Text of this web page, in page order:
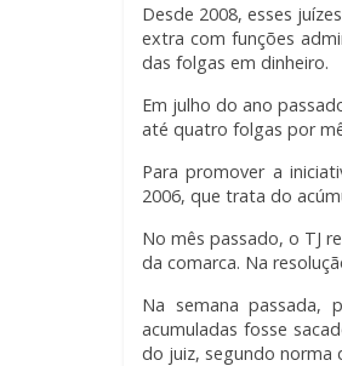
Desde 2008, esses
extra com funções
das folgas em dinheiro.
Em julho do ano
até quatro folgas por
Para promover a
2006, que trata do
No mês passado, o TJ
da comarca. Na
Na semana passada,
acumuladas fosse
do juiz, segundo norma